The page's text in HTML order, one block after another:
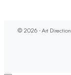
© 2026 - Art Direction